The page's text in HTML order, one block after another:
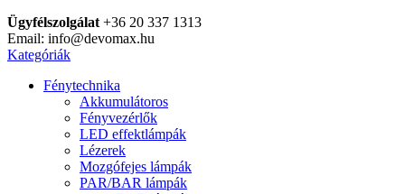
Ügyfélszolgálat +36 20 337 1313
Email: info@devomax.hu
Kategóriák
Fénytechnika
Akkumulátoros
Fényvezérlők
LED effektlámpák
Lézerek
Mozgófejes lámpák
PAR/BAR lámpák